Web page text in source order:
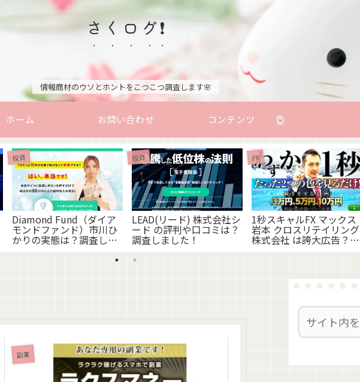
さくログ❗
情報商材のウソとホントをこつこつ調査します🌸
ホーム お問い合わせ コンテンツ
投資
Diamond Fund（ダイア
モンドファンド）市川ひ
かりの実態は？調査しま
投資
LEAD(リード) 株式会社シ
ード の評判や口コミは？
調査しました！
FX
1秒スキャルFX マックス
岩本 クロスリテイリング
株式会社 は誇大広告？中
身を解剖しました！
副業